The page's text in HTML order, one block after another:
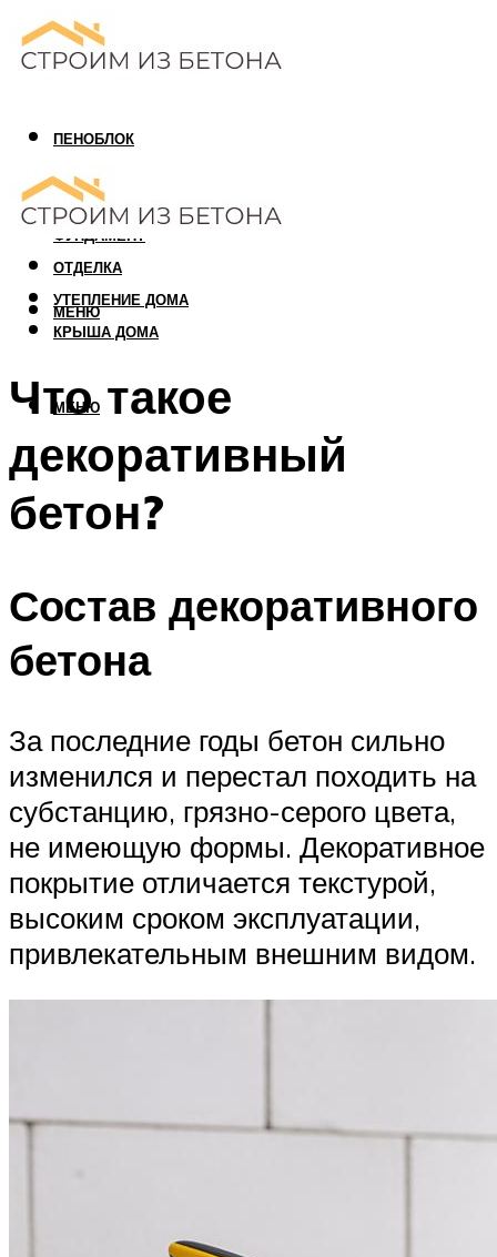
ПЕНОБЛОК
ГАЗОБЛОК
АРБОЛИТОВЫЙ БЛОК
ФУНДАМЕНТ
ОТДЕЛКА
УТЕПЛЕНИЕ ДОМА
КРЫША ДОМА
МЕНЮ
МЕНЮ
Что такое
декоративный
бетон?
Состав декоративного
бетона
За последние годы бетон сильно
изменился и перестал походить на
субстанцию, грязно-серого цвета,
не имеющую формы. Декоративное
покрытие отличается текстурой,
высоким сроком эксплуатации,
привлекательным внешним видом.